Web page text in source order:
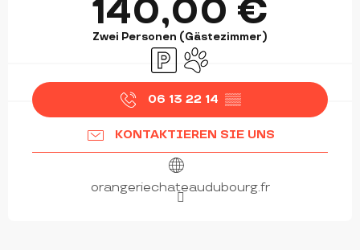
140,00 €
Zwei Personen (Gästezimmer)
ParkplatzTiere erlaubt
06 13 22 14 ▒▒
KONTAKTIEREN SIE UNS
orangeriechateaudubourg.fr